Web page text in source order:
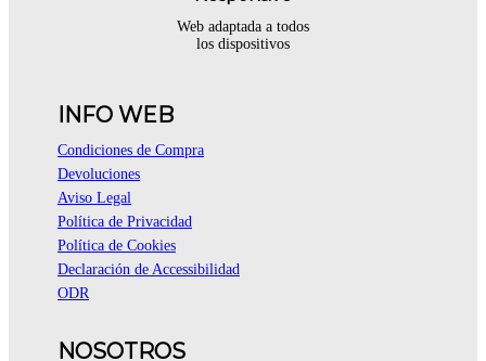
Web adaptada a todos
los dispositivos
INFO WEB
Condiciones de Compra
Devoluciones
Aviso Legal
Política de Privacidad
Política de Cookies
Declaración de Accessibilidad
ODR
NOSOTROS